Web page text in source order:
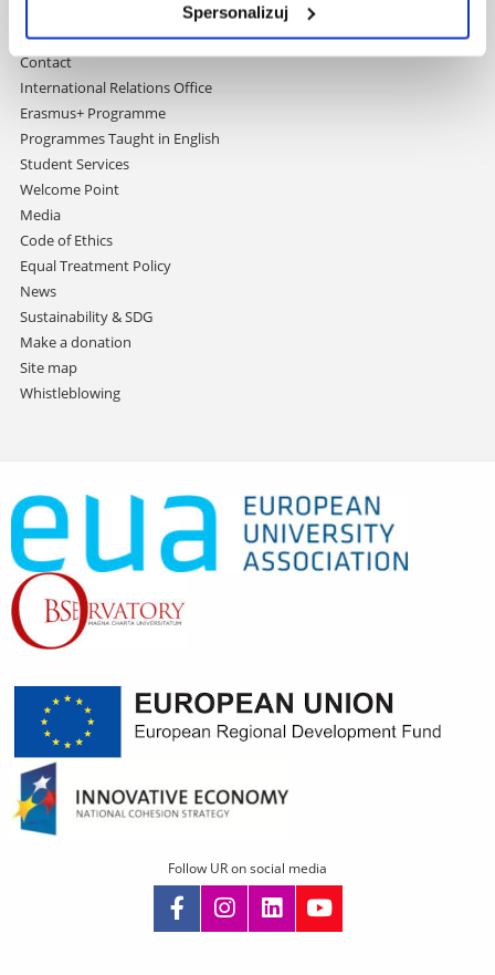
Spersonalizuj
Rzeszów University Press
University
Contact
International Relations Office
Erasmus+ Programme
Programmes Taught in English
Student Services
Welcome Point
Media
Code of Ethics
Equal Treatment Policy
News
Sustainability & SDG
Make a donation
Site map
Whistleblowing
Follow UR on social media